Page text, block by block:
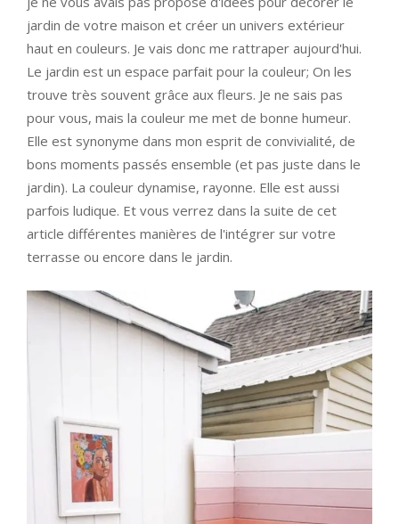
jardin de votre maison et créer un univers extérieur
haut en couleurs. Je vais donc me rattraper aujourd'hui.
Le jardin est un espace parfait pour la couleur; On les
trouve très souvent grâce aux fleurs. Je ne sais pas
pour vous, mais la couleur me met de bonne humeur.
Elle est synonyme dans mon esprit de convivialité, de
bons moments passés ensemble (et pas juste dans le
jardin). La couleur dynamise, rayonne. Elle est aussi
parfois ludique. Et vous verrez dans la suite de cet
article différentes manières de l'intégrer sur votre
terrasse ou encore dans le jardin.